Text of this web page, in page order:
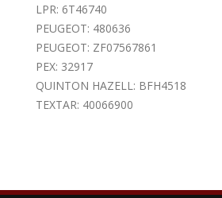
LPR: 6T46740
PEUGEOT: 480636
PEUGEOT: ZF07567861
PEX: 32917
QUINTON HAZELL: BFH4518
TEXTAR: 40066900